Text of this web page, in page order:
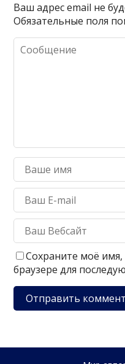
Ваш адрес email не
Обязательные поля
Сохраните моё имя,
браузере для